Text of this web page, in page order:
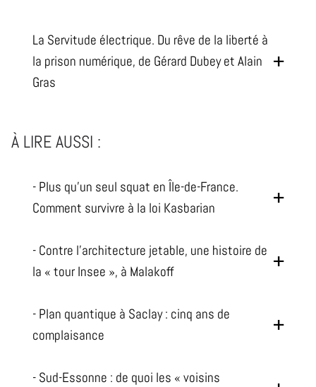
La Servitude électrique. Du rêve de la liberté à
la prison numérique, de Gérard Dubey et Alain
Gras
À LIRE AUSSI :
- Plus qu’un seul squat en Île-de-France.
Comment survivre à la loi Kasbarian
- Contre l'architecture jetable, une histoire de
la « tour Insee », à Malakoff
- Plan quantique à Saclay : cinq ans de
complaisance
- Sud-Essonne : de quoi les « voisins